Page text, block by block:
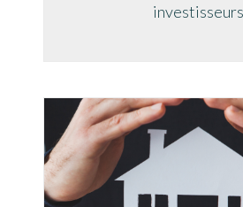
investisseurs